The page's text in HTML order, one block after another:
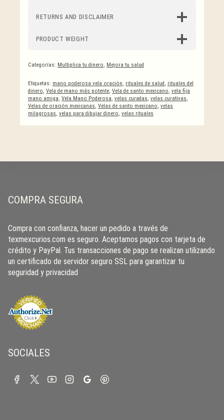
RETURNS AND DISCLAIMER
PRODUCT WEIGHT
Categorías: Multiplica tu dinero, Mejora tu salud
Etiquetas: mano poderosa vela oración, rituales de salud , rituales del
dinero, Vela de mano más potente, Vela de santo mexicano, vela fija
mano amiga, Vela Mano Poderosa, velas curadas, velas curativas,
Velas de oración mexicanas, Velas de santo mexicano, velas
milagrosas, velas para dibujar dinero, velas rituales
COMPRA SEGURA
Compra con confianza, hacer un pedido a través de
texmexcurios.com es seguro. Aceptamos pagos con tarjeta de
crédito y PayPal. Tus transacciones de pago se realizan utilizando
un certificado de servidor seguro SSL para garantizar tu
seguridad y privacidad
SOCIALES